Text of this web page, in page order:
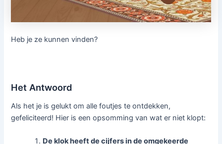
Heb je ze kunnen vinden?
Het Antwoord
Als het je is gelukt om alle foutjes te ontdekken,
gefeliciteerd! Hier is een opsomming van wat er niet klopt:
De klok heeft de cijfers in de omgekeerde